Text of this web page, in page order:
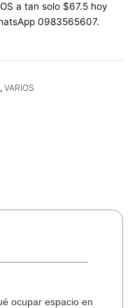
a tan solo $67.5 hoy
0983565607.
, VARIOS
ocupar espacio en